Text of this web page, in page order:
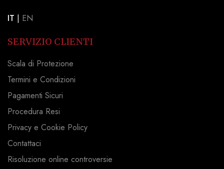
IT | EN
SERVIZIO CLIENTI
Scala di Protezione
Termini e Condizioni
Pagamenti Sicuri
Procedura Resi
Privacy e Cookie Policy
Contattaci
Risoluzione online controversie